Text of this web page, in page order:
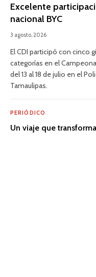
Excelente
nacional BYC
3 agosto, 2026
El CDI participó con cinco
categorías en el
del 13 al 18 de julio en el
Tamaulipas.
PERIÓDICO
Un viaje que